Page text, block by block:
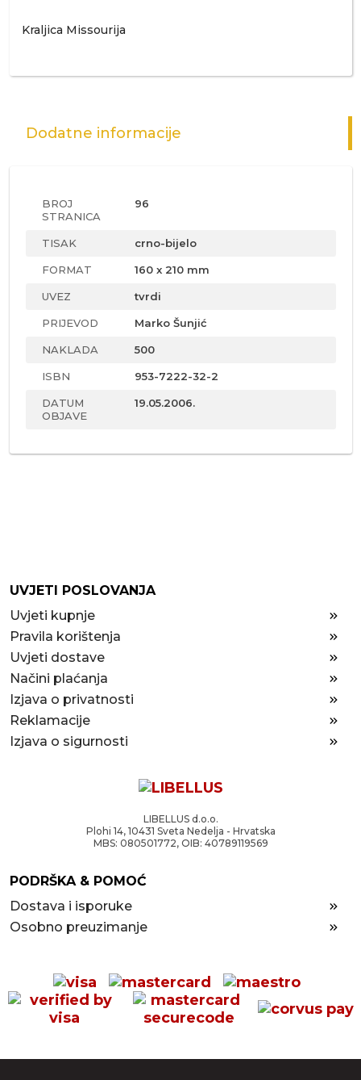
Kraljica Missourija
Dodatne informacije
BROJ
STRANICA
96
TISAK crno-bijelo
FORMAT 160 x 210 mm
UVEZ tvrdi
PRIJEVOD Marko Šunjić
NAKLADA 500
ISBN 953-7222-32-2
DATUM
OBJAVE
19.05.2006.
UVJETI POSLOVANJA
Uvjeti kupnje
Pravila korištenja
Uvjeti dostave
Načini plaćanja
Izjava o privatnosti
Reklamacije
Izjava o sigurnosti
LIBELLUS d.o.o.
Plohi 14, 10431 Sveta Nedelja - Hrvatska
MBS: 080501772, OIB: 40789119569
PODRŠKA & POMOĆ
Dostava i isporuke
Osobno preuzimanje